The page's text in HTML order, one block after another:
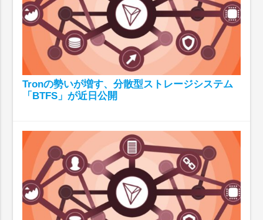
Tronの勢いが増す、分散型ストレージシステム
「BTFS」が近日公開